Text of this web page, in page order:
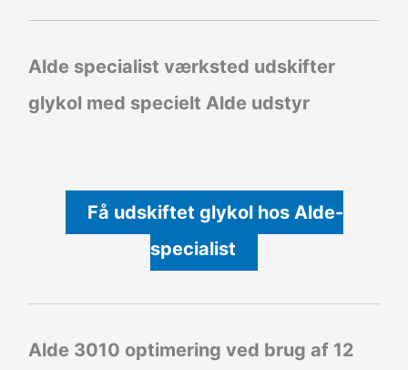
Alde specialist værksted udskifter
glykol med specielt Alde udstyr
Få udskiftet glykol hos Alde-
specialist
Alde 3010 optimering ved brug af 12